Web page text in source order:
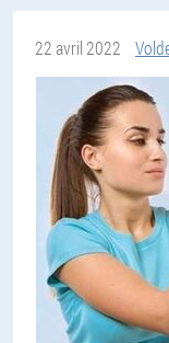
22 avril 2022